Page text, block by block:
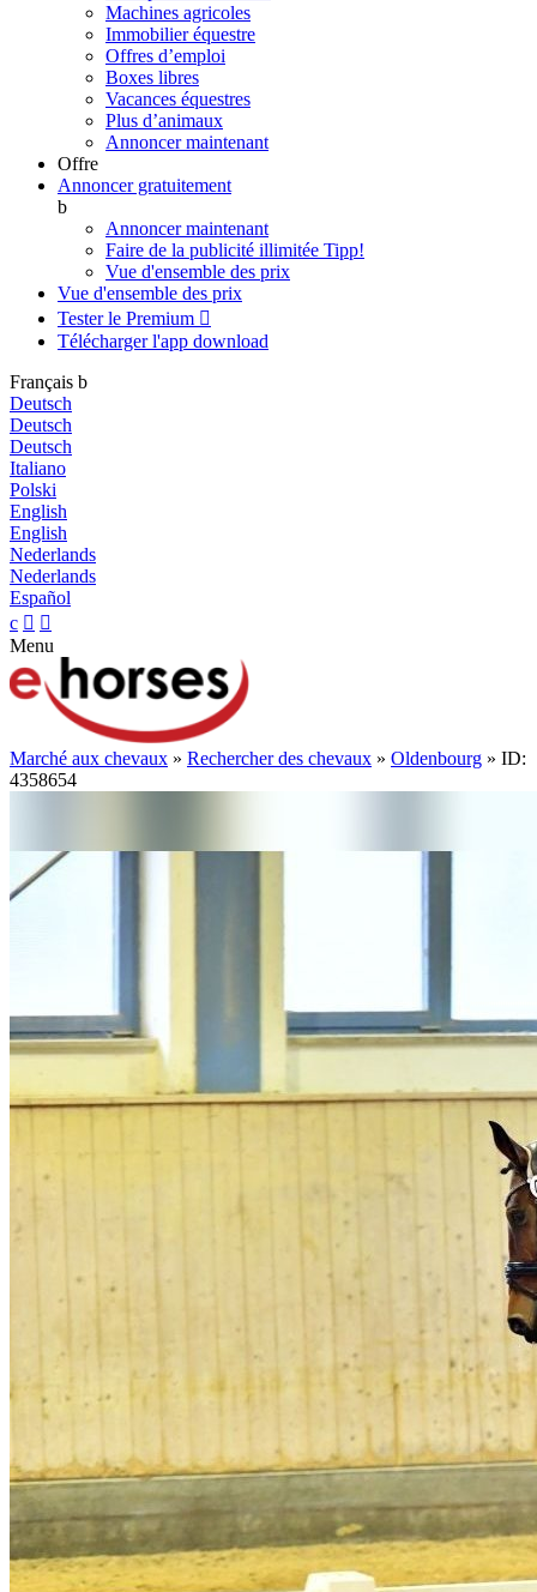
Machines agricoles
Immobilier équestre
Offres d’emploi
Boxes libres
Vacances équestres
Plus d’animaux
Annoncer maintenant
Offre
Annoncer gratuitement
b
Annoncer maintenant
Faire de la publicité illimitée Tipp!
Vue d'ensemble des prix
Vue d'ensemble des prix
Tester le Premium 
Télécharger l'app download
Français b
Deutsch
Deutsch
Deutsch
Italiano
Polski
English
English
Nederlands
Nederlands
Español
c  
Menu
Marché aux chevaux » Rechercher des chevaux » Oldenbourg » ID:
4358654